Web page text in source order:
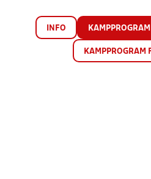
INFO KAMPPROGRAM
KAMPPROGRAM